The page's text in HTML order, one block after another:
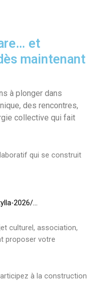
et
maintenant​
à plonger dans
des rencontres,
collective qui fait
qui se construit
2026/…
culturel, association,
proposer votre
à la construction